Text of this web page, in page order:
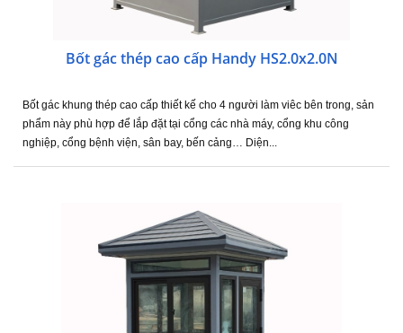
Bốt gác thép cao cấp Handy HS2.0x2.0N
Bốt gác khung thép cao cấp thiết kế cho 4 người làm viêc bên trong, sản
phẩm này phù hợp để lắp đặt tại cổng các nhà máy, cổng khu công
nghiệp, cổng bệnh viện, sân bay, bến cảng… Diện...